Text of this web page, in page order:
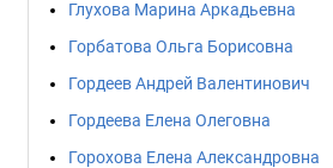
Глухова Марина Аркадьевна
Горбатова Ольга Борисовна
Гордеев Андрей Валентинович
Гордеева Елена Олеговна
Горохова Елена Александровна